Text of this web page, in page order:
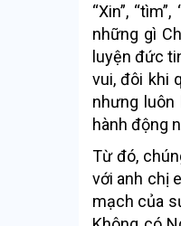
“Xin”,
những gì
luyện đức
vui, đôi khi
nhưng
hành động
Từ đó,
với anh chị
mạch của